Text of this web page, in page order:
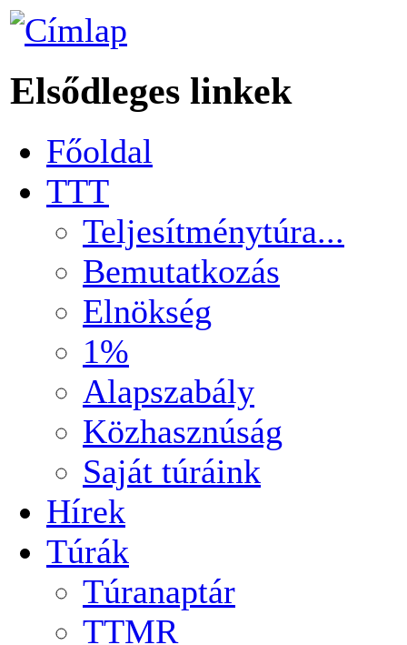
Elsődleges linkek
Főoldal
TTT
Teljesítménytúra...
Bemutatkozás
Elnökség
1%
Alapszabály
Közhasznúság
Saját túráink
Hírek
Túrák
Túranaptár
TTMR